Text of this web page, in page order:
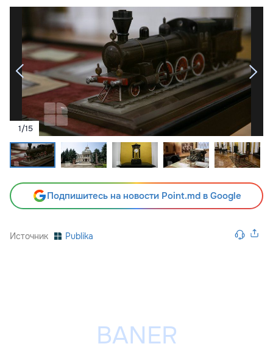
1/15
Подпишитесь на новости Point.md в Google
Источник Publika